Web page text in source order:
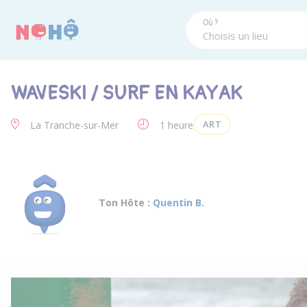
Où ?
WAVESKI / SURF EN KAYAK
La Tranche-sur-Mer 1 heure ART
Ton Hôte : Quentin B.